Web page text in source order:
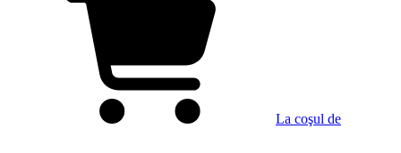
La coşul de